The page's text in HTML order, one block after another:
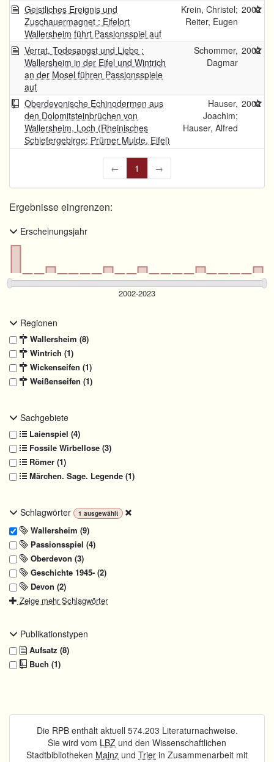
Geistliches Ereignis und
Zuschauermagnet : Eifelort
Wallersheim führt Passionsspiel auf
Krein, Christel;
Reiter, Eugen
2002
Verrat, Todesangst und Liebe :
Wallersheim in der Eifel und Wintrich
an der Mosel führen Passionsspiele
auf
Schommer,
Dagmar
2002
Oberdevonische Echinodermen aus
den Dolomitsteinbrüchen von
Wallersheim, Loch (Rheinisches
Schiefergebirge; Prümer Mulde, Eifel)
Hauser,
Joachim;
Hauser, Alfred
2002
← 1 →
Ergebnisse eingrenzen:
Erscheinungsjahr
Regionen
Wallersheim (8)
Wintrich (1)
Wickenseifen (1)
Weißenseifen (1)
Sachgebiete
Laienspiel (4)
Fossile Wirbellose (3)
Römer (1)
Märchen. Sage. Legende (1)
Schlagwörter 1 ausgewählt
Wallersheim (9)
Passionsspiel (4)
Oberdevon (3)
Geschichte 1945- (2)
Devon (2)
Zeige mehr Schlagwörter
Publikationstypen
Aufsatz (8)
Buch (1)
Die RPB enthält aktuell 574.203 Literaturnachweise.
Sie wird vom LBZ und den Wissenschaftlichen
Stadtbibliotheken Mainz und Trier in Zusammenarbeit mit